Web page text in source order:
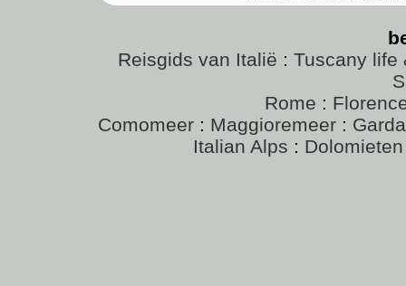
Reisgids van Italië : Tuscany life
Rome :
Comomeer : Maggioremeer :
Italian Alps :